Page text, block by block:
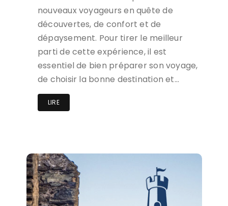
nouveaux voyageurs en quête de
découvertes, de confort et de
dépaysement. Pour tirer le meilleur
parti de cette expérience, il est
essentiel de bien préparer son voyage,
de choisir la bonne destination et…
LIRE